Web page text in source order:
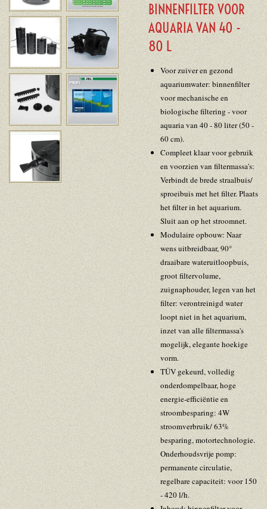
BINNENFILTER VOOR
AQUARIA VAN 40 -
80 L
Voor zuiver en gezond
aquariumwater: binnenfilter
voor mechanische en
biologische filtering - voor
aquaria van 40 - 80 liter (50 -
60 cm).
Compleet klaar voor gebruik
en voorzien van filtermassa's:
Verbindt de brede straalbuis/
sproeibuis met het filter. Plaats
het filter in het aquarium.
Sluit aan op het stroomnet.
Modulaire opbouw: Naar
wens uitbreidbaar, 90°
draaibare wateruitloopbuis,
groot filtervolume,
zuignaphouder, legen van het
filter: verontreinigd water
loopt niet in het aquarium,
inzet van alle filtermassa's
mogelijk, elegante hoekige
vorm.
TÜV gekeurd, volledig
onderdompelbaar, hoge
energie-efficiëntie en
stroombesparing: 4W
stroomverbruik/ 63%
besparing, motortechnologie.
Onderhoudsvrije pomp:
permanente circulatie,
regelbare capaciteit: voor 150
- 420 l/h.